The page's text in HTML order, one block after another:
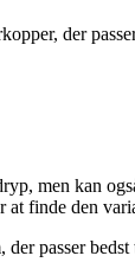
der
men kan
finde den
passer